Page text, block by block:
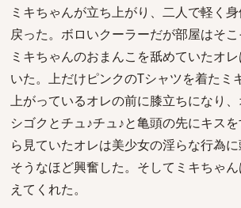
ミキちゃんが立ち上がり、二人で軽く
戻った。ボロいクーラーだが部屋はそこ
ミキちゃんのおまんこを舐めていたオ
いた。上だけピンクのTシャツを着たミ
上がっているオレの前に膝立ちになり、
シゴクとチュ♪チュ♪と亀頭の先にキス
ら見ていたオレは美少女の淫らな行為
そうなほど興奮した。そしてミキちゃ
えてくれた。